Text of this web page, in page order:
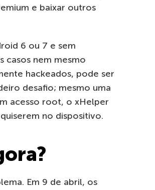
e baixar outros
6 ou 7 e sem
casos nem mesmo
hackeados, pode ser
desafio; mesmo uma
acesso root, o xHelper
no dispositivo.
Em 9 de abril, os